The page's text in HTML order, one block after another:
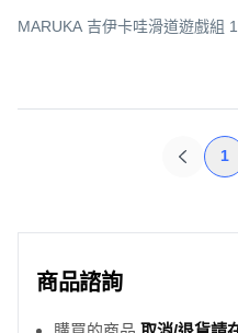
MARUKA 吉伊卡哇滑道遊戲組
1
商品諮詢